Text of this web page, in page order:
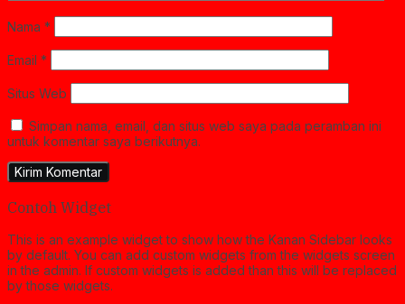
Nama *
Email *
Situs Web
Simpan nama, email, dan situs web saya pada peramban ini
untuk komentar saya berikutnya.
Contoh Widget
This is an example widget to show how the Kanan Sidebar looks
by default. You can add custom widgets from the widgets screen
in the admin. If custom widgets is added than this will be replaced
by those widgets.